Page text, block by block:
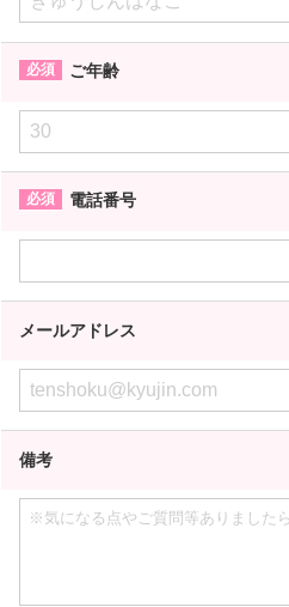
ご年齢
電話番号
メールアドレス
備考